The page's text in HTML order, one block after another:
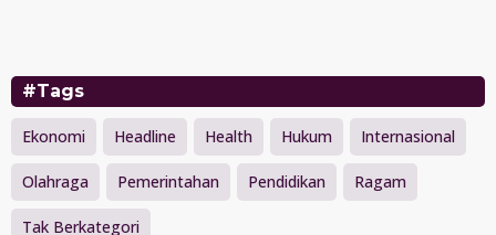
#Tags
Ekonomi Headline Health Hukum Internasional
Olahraga Pemerintahan Pendidikan Ragam
Tak Berkategori